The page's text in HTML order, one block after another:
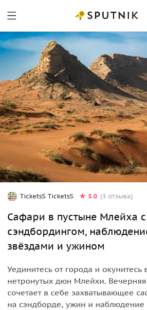
TicketsS TicketsS 5.0 (3 отзыва)
Сафари в пустыне Млейха с
сэндбордингом,
звёздами и ужином
Уединитесь от города и окунитесь
нетронутых дюн Млейхи. Вечерняя
сочетает в себе захватывающее
на сэндборде, ужин и наблюдение